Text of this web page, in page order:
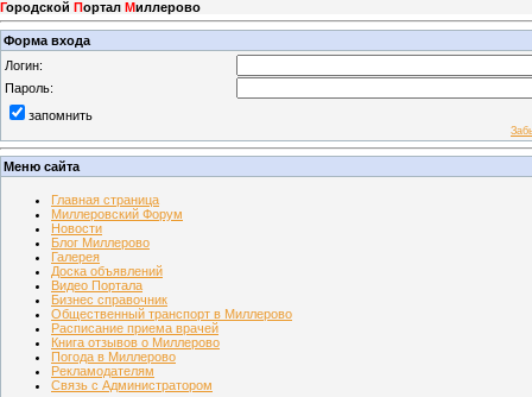
Городской Портал Миллерово
Форма входа
Логин:
Пароль:
запомнить
Меню сайта
Главная страница
Миллеровский Форум
Новости
Блог Миллерово
Галерея
Доска объявлений
Видео Портала
Бизнес справочник
Общественный транспорт в Миллерово
Расписание приема врачей
Книга отзывов о Миллерово
Погода в Миллерово
Рекламодателям
Связь с Администратором